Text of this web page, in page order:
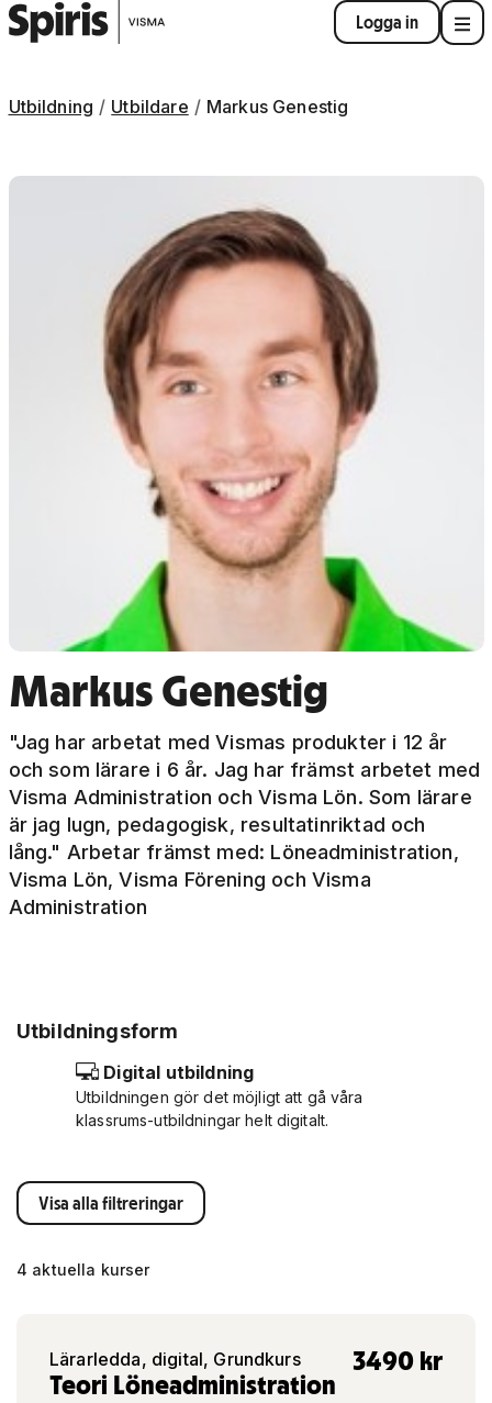
Logga in
Utbildning Utbildare Markus Genestig
Markus Genestig
"Jag har arbetat med Vismas produkter i 12 år
och som lärare i 6 år. Jag har främst arbetet med
Visma Administration och Visma Lön. Som lärare
är jag lugn, pedagogisk, resultatinriktad och
lång." Arbetar främst med: Löneadministration,
Visma Lön, Visma Förening och Visma
Administration
Utbildningsform
Digital utbildning
Utbildningen gör det möjligt att gå våra
klassrums-utbildningar helt digitalt.
Visa alla filtreringar
4 aktuella kurser
Lärarledda, digital, Grundkurs
Teori Löneadministration
3490 kr